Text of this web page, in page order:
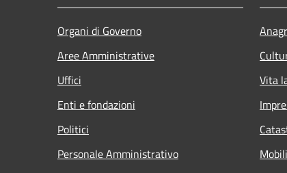
Organi di Governo
Aree Amministrative
Uffici
Enti e fondazioni
Politici
Personale Amministrativo
Vita